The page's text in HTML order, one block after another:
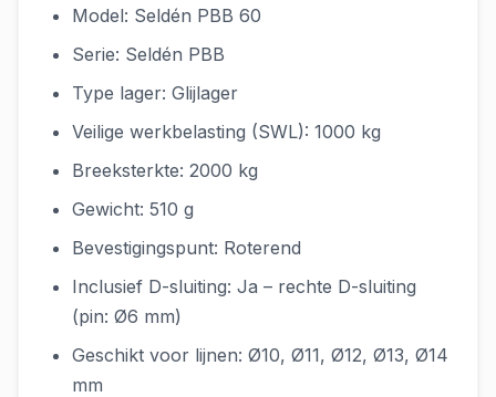
Model: Seldén PBB 60
Serie: Seldén PBB
Type lager: Glijlager
Veilige werkbelasting (SWL): 1000 kg
Breeksterkte: 2000 kg
Gewicht: 510 g
Bevestigingspunt: Roterend
Inclusief D-sluiting: Ja – rechte D-sluiting
(pin: Ø6 mm)
Geschikt voor lijnen: Ø10, Ø11, Ø12, Ø13, Ø14
mm